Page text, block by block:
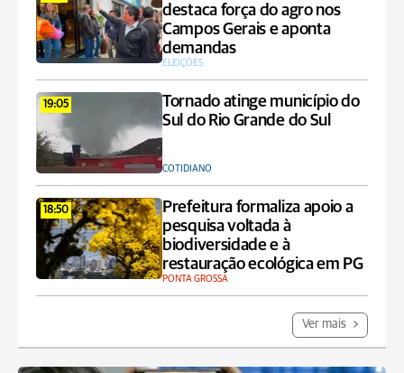
destaca força do agro nos
Campos Gerais e aponta
demandas
ELEIÇÕES
19:05
Tornado atinge município do
Sul do Rio Grande do Sul
COTIDIANO
18:50
Prefeitura formaliza apoio a
pesquisa voltada à
biodiversidade e à
restauração ecológica em PG
PONTA GROSSA
Ver mais